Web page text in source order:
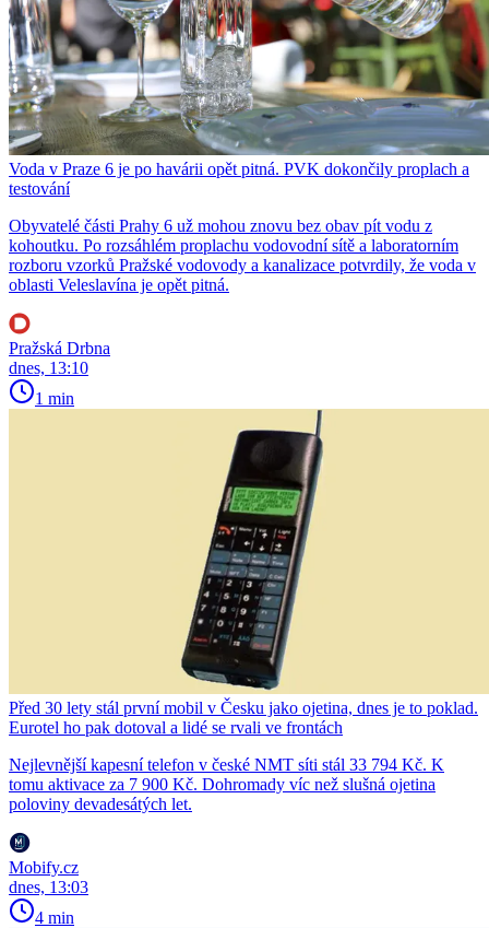
Voda v Praze 6 je po havárii opět pitná. PVK dokončily proplach a
testování
Obyvatelé části Prahy 6 už mohou znovu bez obav pít vodu z
kohoutku. Po rozsáhlém proplachu vodovodní sítě a laboratorním
rozboru vzorků Pražské vodovody a kanalizace potvrdily, že voda v
oblasti Veleslavína je opět pitná.
Pražská Drbna
dnes, 13:10
1 min
Před 30 lety stál první mobil v Česku jako ojetina, dnes je to poklad.
Eurotel ho pak dotoval a lidé se rvali ve frontách
Nejlevnější kapesní telefon v české NMT síti stál 33 794 Kč. K
tomu aktivace za 7 900 Kč. Dohromady víc než slušná ojetina
poloviny devadesátých let.
Mobify.cz
dnes, 13:03
4 min